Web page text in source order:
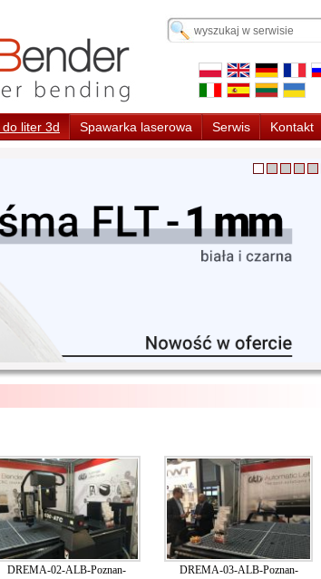
liter 3d Spawarka laserowa Serwis Kontakt
DREMA-02-ALB-Poznan-
DREMA-03-ALB-Poznan-